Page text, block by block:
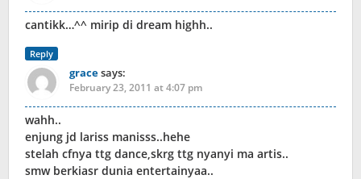
cantikk…^^ mirip di dream highh..
Reply
gracesays:
February 23, 2011 at 4:07 pm
wahh..
enjung jd lariss manisss..hehe
stelah cfnya ttg dance,skrg ttg nyanyi ma artis..
smw berkiasr dunia entertainyaa..